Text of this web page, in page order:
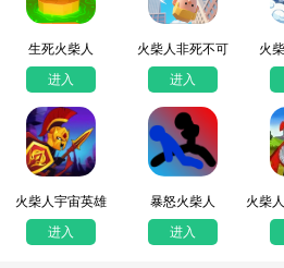
生死火柴人
进入
火柴人非死不可
进入
火
火柴人宇宙英雄
进入
暴怒火柴人
进入
火柴